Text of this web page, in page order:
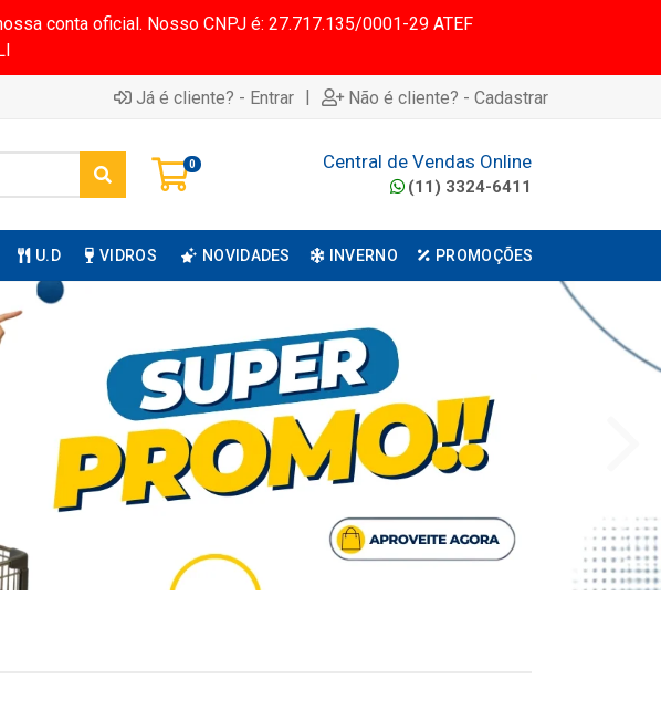
conta oficial. Nosso CNPJ é: 27.717.135/0001-29 ATEF
Já é cliente? - Entrar | Não é cliente? - Cadastrar
0 Central de Vendas Online
(11) 3324-6411
U.D VIDROS NOVIDADES INVERNO PROMOÇÕES